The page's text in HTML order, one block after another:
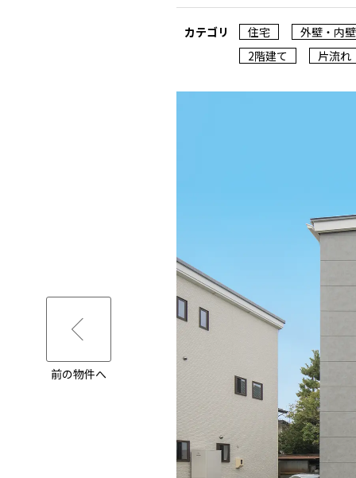
カテゴリ 住宅
外壁・内壁
2階建て
片流れ
前の物件へ